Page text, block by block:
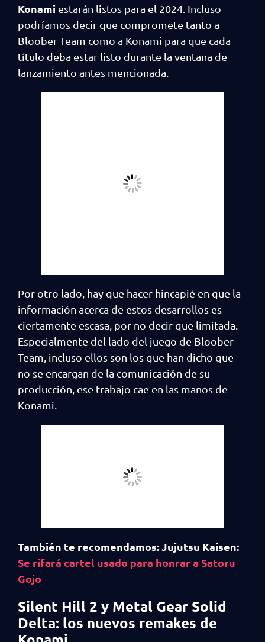
Konami estarán listos para el 2024. Incluso
podríamos decir que compromete tanto a
Bloober Team como a Konami para que cada
título deba estar listo durante la ventana de
lanzamiento antes mencionada.
Por otro lado, hay que hacer hincapié en que la
información acerca de estos desarrollos es
ciertamente escasa, por no decir que limitada.
Especialmente del lado del juego de Bloober
Team, incluso ellos son los que han dicho que
no se encargan de la comunicación de su
producción, ese trabajo cae en las manos de
Konami.
También te recomendamos: Jujutsu Kaisen:
Se rifará cartel usado para honrar a Satoru
Gojo
Silent Hill 2 y Metal Gear Solid
Delta: los nuevos remakes de